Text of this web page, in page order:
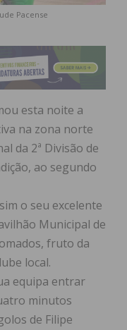
Pacense
esta noite a
na zona norte
da 2ª Divisão de
ao segundo
o seu excelente
Municipal de
fruto da
local.
equipa entrar
minutos
de Filipe